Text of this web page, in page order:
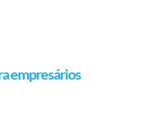
empresários